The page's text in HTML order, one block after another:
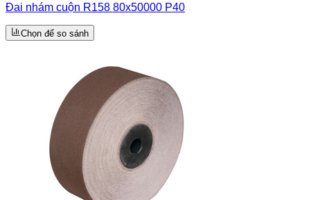
Đai nhám cuộn R158 80x50000 P40
Chọn để so sánh